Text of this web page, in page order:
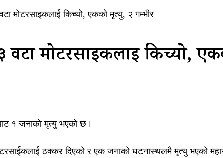
मोटरसाइकलाई किच्यो, एकको मृत्यु, २ गम्भीर
मोटरसाइकलाई किच्यो,
१ जनाको मृत्यु भएको छ।
ठक्कर दिएको र एक जनाको घटनास्थलमै मृत्यु भएको